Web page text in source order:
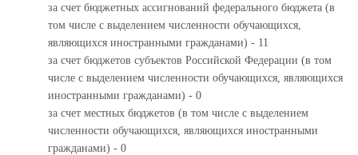
за счет бюджетных ассигнований федерального бюджета (в
том числе с выделением численности обучающихся,
являющихся иностранными гражданами) - 11
за счет бюджетов субъектов Российской Федерации (в том
числе с выделением численности обучающихся, являющихся
иностранными гражданами) - 0
за счет местных бюджетов (в том числе с выделением
численности обучающихся, являющихся иностранными
гражданами) - 0